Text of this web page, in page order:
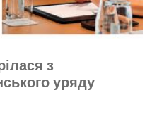
з
уряду